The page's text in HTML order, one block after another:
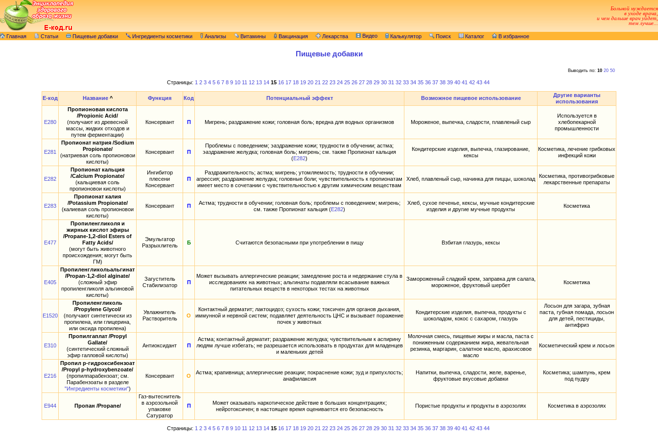
Больной нуждается
в уходе врача,
и чем дальше врач уйдет,
тем лучше...
Главная Статьи Пищевые добавки Ингредиенты косметики Анализы Витамины Вакцинация Лекарства Видео Калькулятор Поиск Каталог В избранное
Пищевые добавки
Выводить по: 10 20 50
Страницы: 1 2 3 4 5 6 7 8 9 10 11 12 13 14 15 16 17 18 19 20 21 22 23 24 25 26 27 28 29 30 31 32 33 34 35 36 37 38 39 40 41 42 43 44
E-код Название^ Функция Код Потенциальный эффект Возможное пищевое использование
Другие варианты
использования
E280
Пропионовая кислота
/Propionic Acid/
(получают из древесной
массы, жидких отходов и
путем ферментации)
Консервант П Мигрень; раздражение кожи; головная боль; вредна для водных организмов Мороженое, выпечка, сладости, плавленый сыр
Используется в
хлебопекарной
промышленности
E281
Пропионат натрия /Sodium
Propionate/
(натриевая соль пропионовои
кислоты)
Консервант П
Проблемы с поведением; эаздражение кожи; трудности в обучении; астма;
эаздражение желудка; головная боль; мигрень; см. также Пропионат кальция
(E282)
Кондитерские изделия, выпечка, глазирование,
кексы
Косметика, лечение грибковых
инфекций кожи
E282
Пропионат кальция
/Calcium Propionate/
(кальциевая соль
пропионовои кислоты)
Ингибитор
плесени
Консервант
П
Раздражительность; астма; мигрень; утомляемость; трудности в обучении;
агрессия; раздражение желудка; головные боли; чувствительность к пропионатам
имеет место в сочетании с чувствительностью к другим химическим веществам
Хлеб, плавленый сыр, начинка для пиццы, шоколад
Косметика, противогрибковые
лекарственные препараты
E283
Пропионат калия
/Potassium Propionate/
(калиевая соль пропионовои
кислоты)
Консервант П
Астма; трудности в обучении; головная боль; проблемы с поведением; мигрень;
см. также Пропионат кальция (E282)
Хлеб, сухое печенье, кексы, мучные кондитерские
изделия и другие мучные продукты
Косметика
E477
Пропиленгликоля и
жирных кислот эфиры
/Propane-1,2-diol Esters of
Fatty Acids/
(могут быть животного
происхождения; могут быть
ГМ)
Эмульгатор
Разрыхлитель
Б Считаются безопасными при употреблении в пищу Взбитая глазурь, кексы
E405
Пропиленгликольальгинат
/Propan-1,2-diol alginate/
(сложный эфир
пропиленгликоля альгиновой
кислоты)
Загуститель
Стабилизатор
П
Может вызывать аллергические реакции; замедление роста и недержание стула в
исследованиях на животных; альгинаты подавляли всасывание важных
питательных веществ в некоторых тестах на животных
Замороженный сладкий крем, заправка для салата,
мороженое, фруктовый шербет
Косметика
E1520
Пропиленгликоль
/Propylene Glycol/
(получают синтетически из
пропилена, или глицерина,
или оксида пропилена)
Увлажнитель
Растворитель
О
Контактный дерматит; лактоцидоз; сухость кожи; токсичен для органов дыхания,
иммунной и нервной систем; подавляет деятельность ЦНС и вызывает поражение
почек у животных
Кондитерские изделия, выпечка, продукты с
шоколадом, кокос с сахаром, глазурь
Лосьон для загара, зубная
паста, губная помада, лосьон
для детей, пестициды,
антифриз
E310
Пропилгаплат /Propyl
Gallate/
(синтетический сложный
эфир галловой кислоты)
Антиоксидант П
Астма; контактный дерматит; раздражение желудка; чувствительным к аспирину
людям лучше избегать; не разрешается использовать в продуктах для младенцев
и маленьких детей
Молочная смесь, пищевые жиры и масла, паста с
пониженным содержанием жира, жевательная
резинка, маргарин, салатное масло, арахисовое
масло
Косметический крем и лосьон
E216
Пропил р-гидроксибензоат
/Propyl p-hydroxybenzoate/
(пропилпарабензоат; см.
Парабензоаты в разделе
"Ингредиенты косметики")
Консервант О
Астма; крапивница; аллергические реакции; покраснение кожи; зуд и припухлость;
анафилаксия
Напитки, выпечка, сладости, желе, варенье,
фруктовые вкусовые добавки
Косметика; шампунь, крем
под пудру
E944 Пропан /Propane/
Газ-вытеснитель
в аэрозольной
упаковке
Сатуратор
П
Может оказывать наркотическое действие в больших концентрациях;
нейротоксичен; в настоящее время оценивается его безопасность
Пористые продукты и продукты в аэрозолях Косметика в аэрозолях
Страницы: 1 2 3 4 5 6 7 8 9 10 11 12 13 14 15 16 17 18 19 20 21 22 23 24 25 26 27 28 29 30 31 32 33 34 35 36 37 38 39 40 41 42 43 44